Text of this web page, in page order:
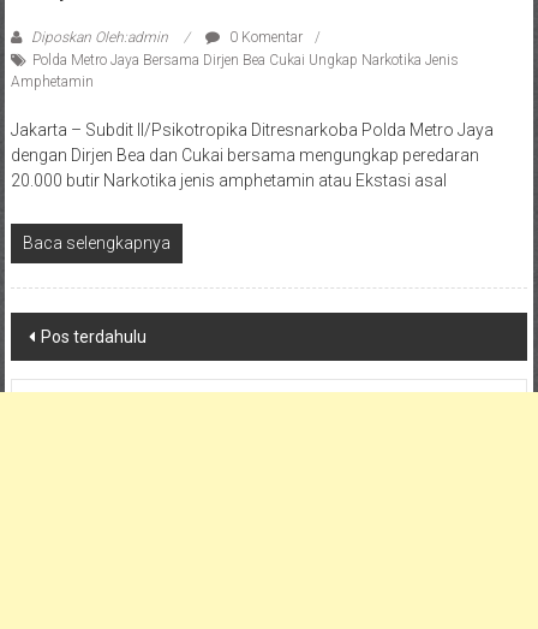
Diposkan Oleh:admin
0 Komentar
Polda Metro Jaya Bersama Dirjen Bea Cukai Ungkap Narkotika Jenis
Amphetamin
Jakarta – Subdit II/Psikotropika Ditresnarkoba Polda Metro Jaya
dengan Dirjen Bea dan Cukai bersama mengungkap peredaran
20.000 butir Narkotika jenis amphetamin atau Ekstasi asal
Baca selengkapnya
Navigasi
pos
Pos terdahulu